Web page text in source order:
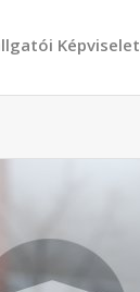
Képviselet